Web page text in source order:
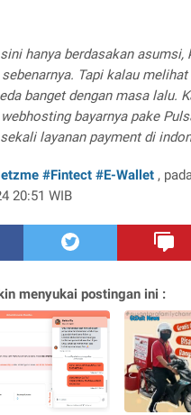
hanya berdasakan asumsi,
Tapi kalau
banget dengan masa lalu.
bayarnya pake
layanan payment di
#Fintect #E-Wallet ,
20:51 WIB
menyukai postingan ini :